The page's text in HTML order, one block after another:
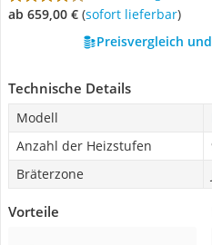
ab 659,00 € ( Sofort lieferbar)
Preisvergleich
Technische Details
Modell
Anzahl der Heizstufen
Bräterzone
Vorteile